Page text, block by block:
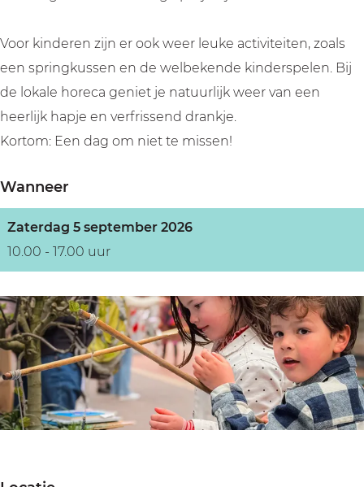
Voor kinderen zijn er ook weer leuke activiteiten, zoals
een springkussen en de welbekende kinderspelen. Bij
de lokale horeca geniet je natuurlijk weer van een
heerlijk hapje en verfrissend drankje.
Kortom: Een dag om niet te missen!
Wanneer
Zaterdag 5 september 2026
10.00 - 17.00 uur
p